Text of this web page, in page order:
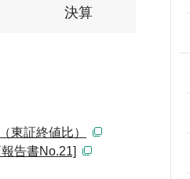
決算
東証終値比）
告書No.21]